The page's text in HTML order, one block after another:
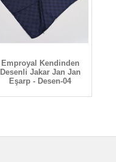
Emproyal Kendinden
Desenli Jakar Jan Jan
Eşarp - Desen-04